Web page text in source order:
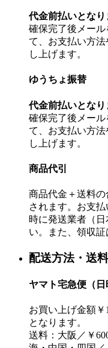
代金前払いとなり
確保完了後メー
て、お支払い方
し上げます。
ゆうちょ振替
代金前払いとなり
確保完了後メー
て、お支払い方
し上げます。
商品代引
商品代金＋送料
されます。お支
時に発送業者（
い。また、領収証
配送方法・送
ヤマト宅急便（日
お買い上げ金額￥
となります。
送料：大阪／￥